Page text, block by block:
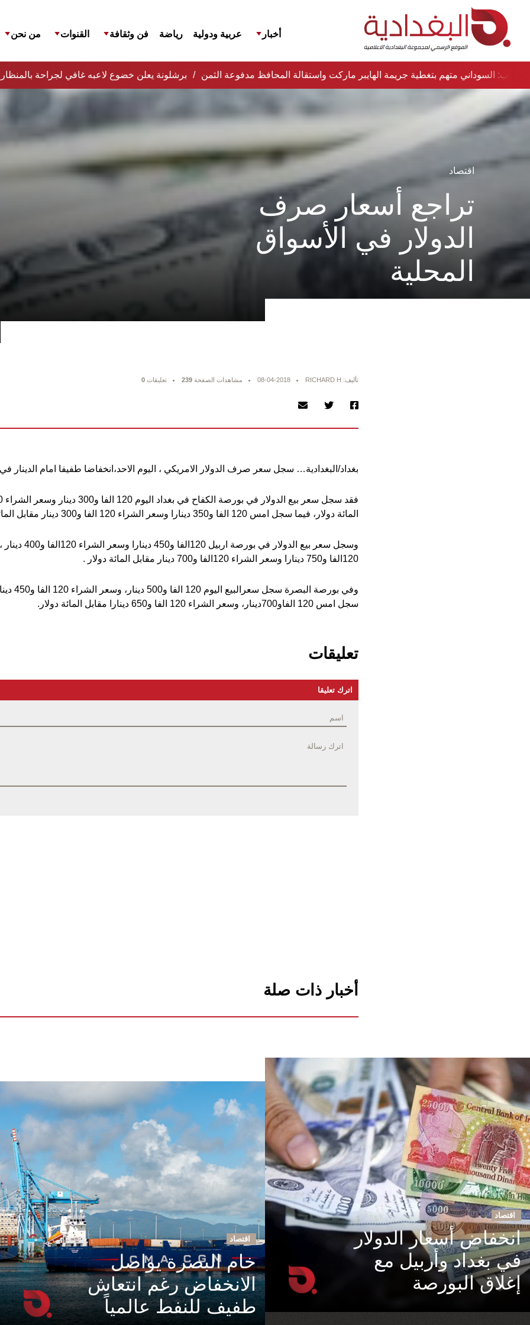
أخبار عربية ودولية رياضة فن وثقافة القنوات من نحن
برشلونة يعلن خضوع لاعبه غافي لجراحة نواب: السوداني متهم بتغطية جريمة الهايبر ماركت واستقالة المحافظ مدفوعة الثمن
اقتصاد
تراجع أسعار صرف
الدولار في الأسواق
المحلية
تأليف: RICHARD H 08-04-2018 مشاهدات الصفحة 239 تعليقات 0
بغداد/البغدادية… سجل سعر صرف الدولار الامريكي ، اليوم الاحد،انخفاضا طفيفا امام الدينار
المائة دولار، فيما سجل امس 120 الفا و350 دينارا وسعر الشراء 120 الفا و300 دينار مقابل المائة دولار.
وسجل سعر بيع
120الفا و750 دينارا وسعر الشراء 120الفا و700 دينار مقابل المائة دولار .
وفي بورصة
سجل امس 120 الفاو700دينار، وسعر الشراء 120 الفا و650 دينارا مقابل المائة دولار.
تعليقات
اترك تعليقا
أخبار ذات صلة
اقتصاد
انخفاض أسعار الدولار
في بغداد وأربيل مع
إغلاق البورصة
اقتصاد
خام البصرة يواصل
الانخفاض رغم انتعاش
طفيف للنفط عالمياً